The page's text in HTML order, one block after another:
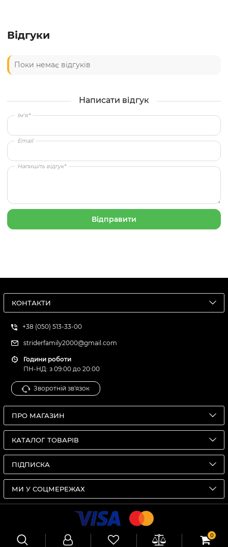
0
Відгуки
Поки немає відгуків
Написати відгук
Ім'я*
Email
Напишіть відгук*
КОНТАКТИ
+38 (050) 513-33-00
striderfamily2000@gmail.com
Години роботи
ПН-НД: з 09:00 до 20:00
Зворотній зв'язок
ПРО МАГАЗИН
КАТАЛОГ ТОВАРІВ
ПІДПИСКА
МИ У СОЦМЕРЕЖАХ
© Зоологічний універсальний інтернет-магазин